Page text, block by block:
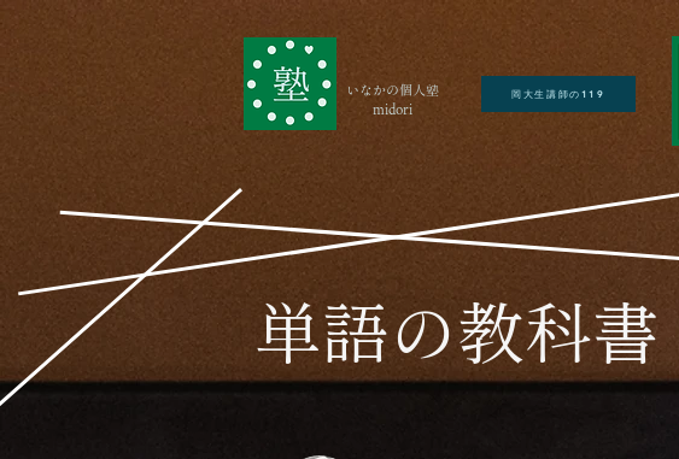
いなかの個人塾
midori
岡大生講師の119
​単語の教科書